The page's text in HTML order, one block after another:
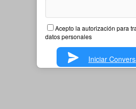
Acepto la autorización para
datos personales
Iniciar